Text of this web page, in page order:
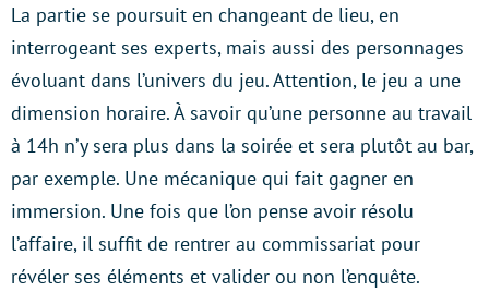
La partie se poursuit en changeant de lieu, en
interrogeant ses experts, mais aussi des personnages
évoluant dans l’univers du jeu. Attention, le jeu a une
dimension horaire. À savoir qu’une personne au travail
à 14h n’y sera plus dans la soirée et sera plutôt au bar,
par exemple. Une mécanique qui fait gagner en
immersion. Une fois que l’on pense avoir résolu
l’affaire, il suffit de rentrer au commissariat pour
révéler ses éléments et valider ou non l’enquête.